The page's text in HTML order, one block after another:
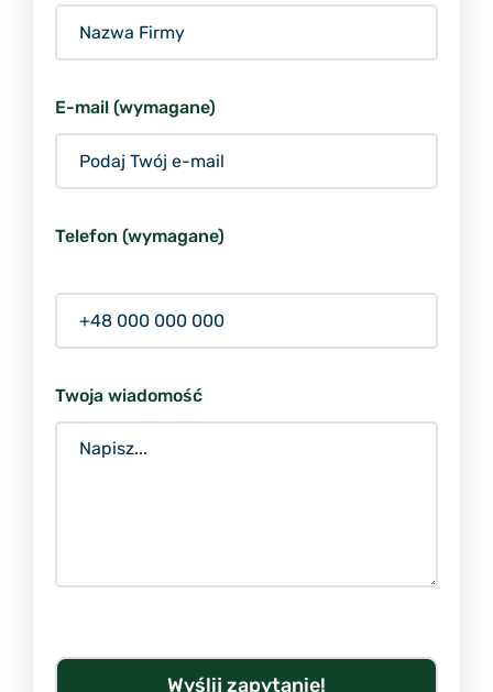
E-mail (wymagane)
Telefon (wymagane)
Twoja wiadomość